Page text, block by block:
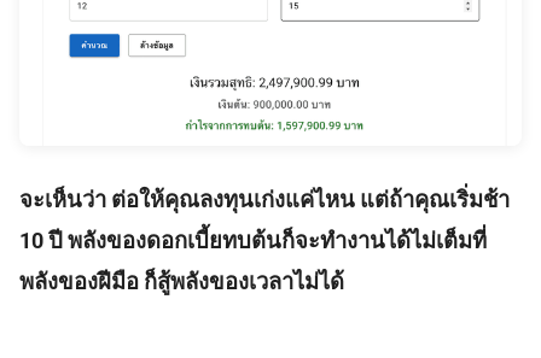
จะเห็นว่า ต่อให้คุณลงทุนเก่งแค่ไหน แต่ถ้าคุณเริ่มช้า
10 ปี พลังของดอกเบี้ยทบต้นก็จะทำงานได้ไม่เต็มที่
พลังของฝีมือ ก็สู้พลังของเวลาไม่ได้